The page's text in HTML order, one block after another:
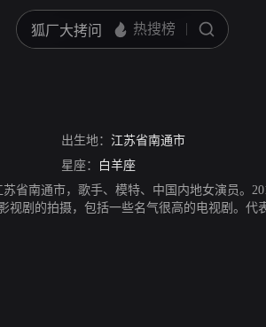
出生地： 江苏省南通市
星座： 白羊座
省南通市，歌手、模特、中国内地女演员。
视剧的拍摄，包括一些名气很高的电视剧。代